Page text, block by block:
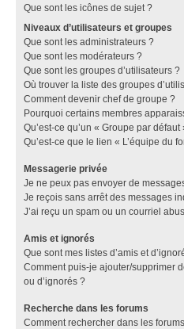
Que sont les icônes de sujet ?
Niveaux d’utilisateurs et groupes
Que sont les administrateurs ?
Que sont les modérateurs ?
Que sont les groupes d’utilisateurs ?
Où trouver la liste des groupes
Comment devenir chef de groupe ?
Pourquoi certains membres
Qu’est-ce qu’un « Groupe par défaut
Qu’est-ce que le lien « L’équipe du
Messagerie privée
Je ne peux pas envoyer de
Je reçois sans arrêt des messages
J’ai reçu un spam ou un courriel
Amis et ignorés
Que sont mes listes d’amis et
Comment puis-je ajouter/supprimer
ou d’ignorés ?
Recherche dans les forums
Comment rechercher dans les